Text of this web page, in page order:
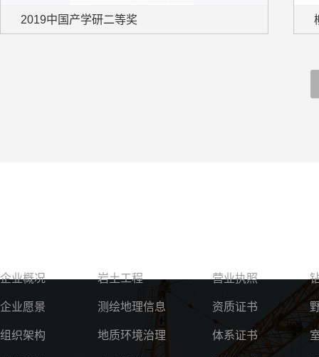
2019中国产学研二等奖
企业概况
企业愿景
组织架构
岩土工程
测绘地理信息
地质环境治理
营业执照
资质证书
体系证书